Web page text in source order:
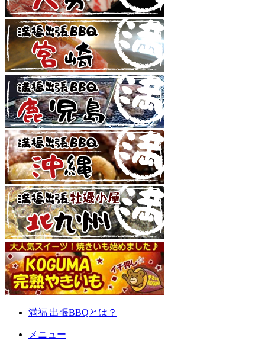
満福 出張BBQとは？
メニュー